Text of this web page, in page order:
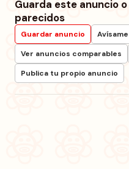
Guarda este anuncio
parecidos
Guardar anuncio
Ver anuncios comparables
Publica tu propio anuncio